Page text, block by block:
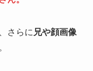
さらに兄や顔画像